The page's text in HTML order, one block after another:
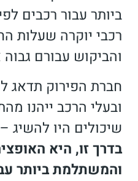
ביותר עבור רכבים
רכבי יוקרה שעלות
והביקוש עבורם
חברת הפירוק תדאג
ובעלי הרכב ייהנו
שיכולים היו להשיג –
בדרך זו, היא
והמשתלמת ביותר